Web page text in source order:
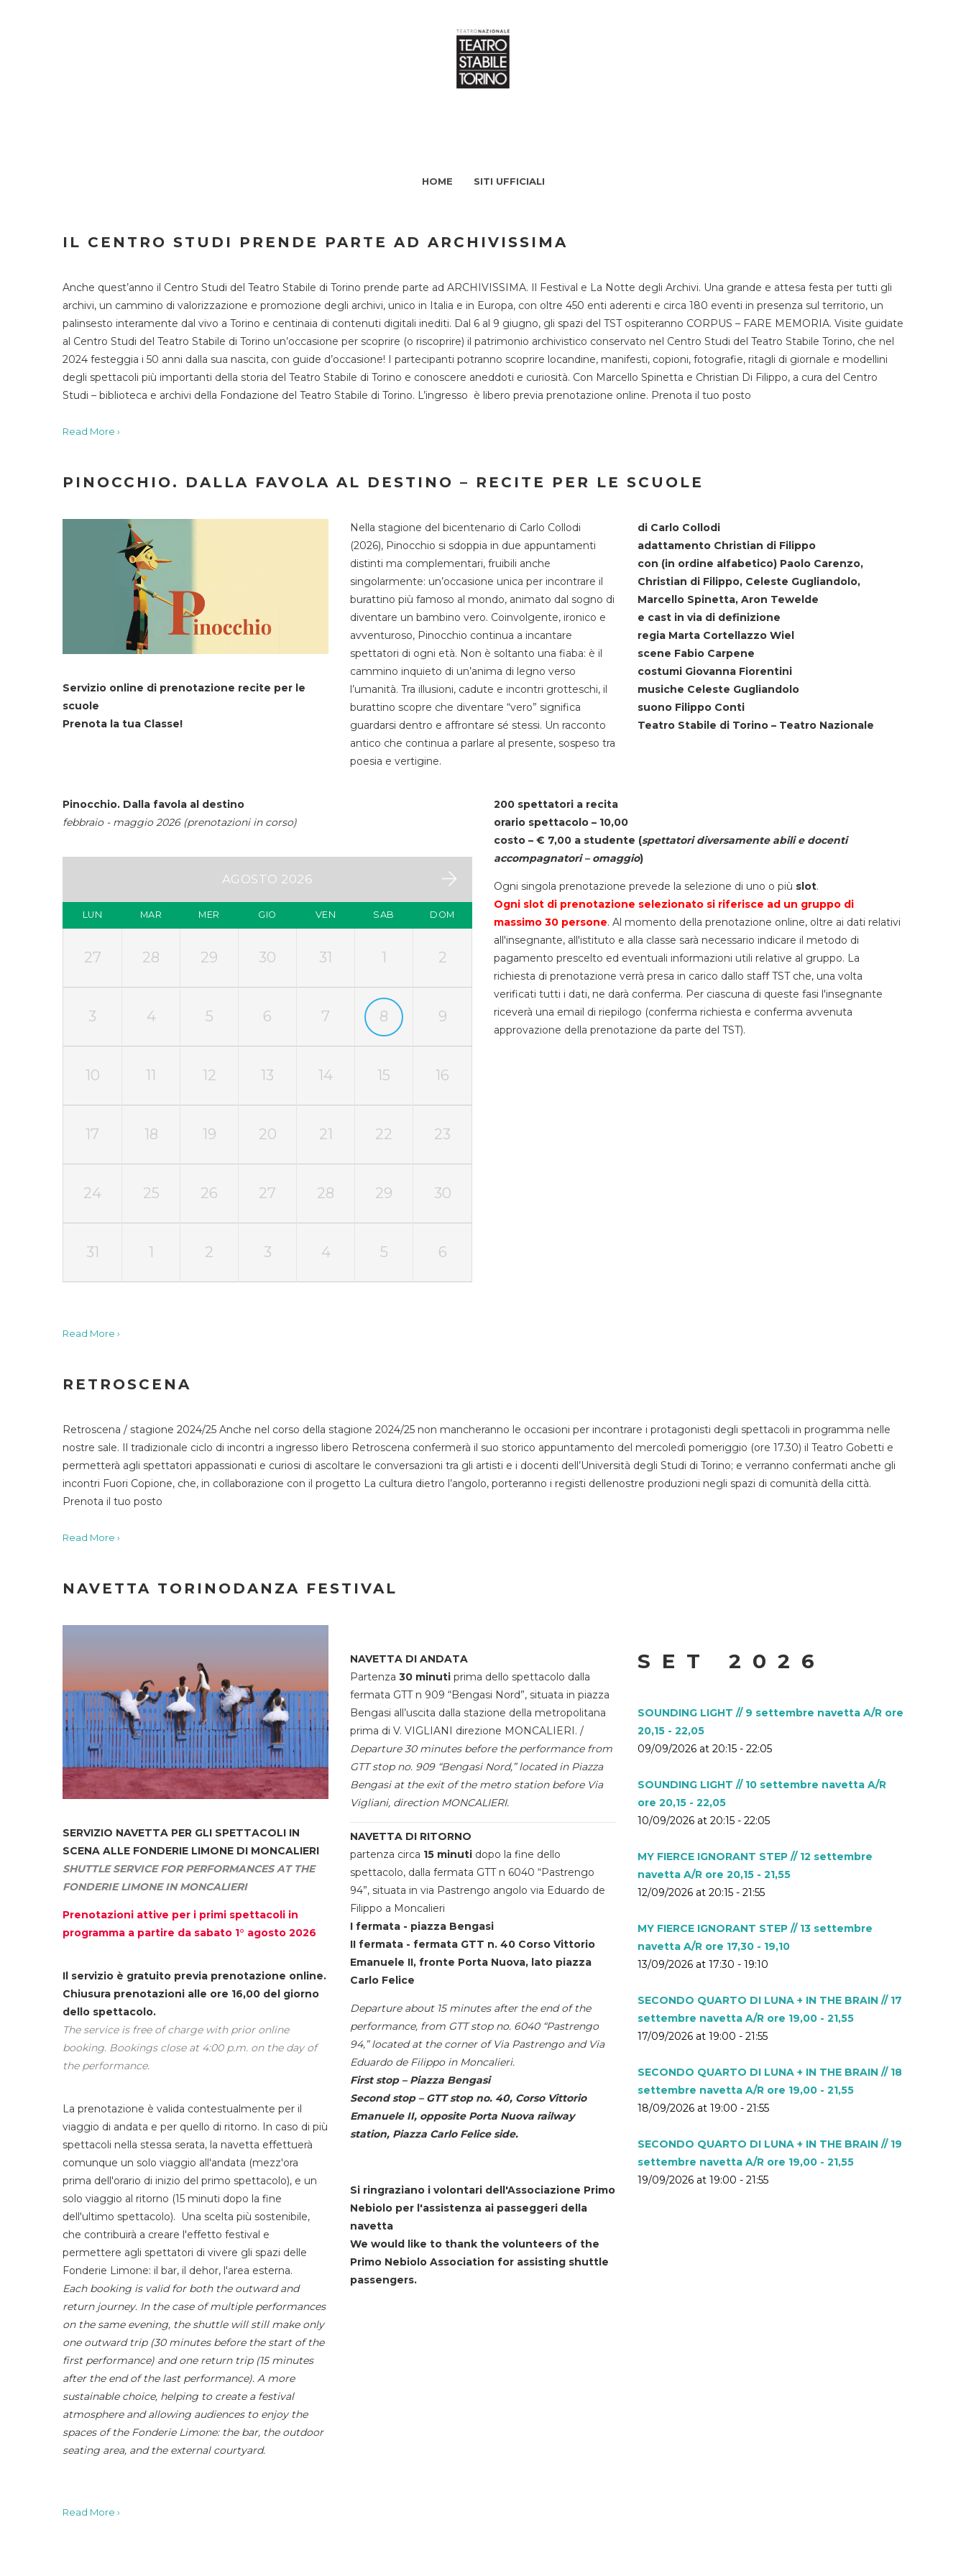
HOME SITI UFFICIALI
IL CENTRO STUDI PRENDE PARTE AD ARCHIVISSIMA
Anche quest’anno il Centro Studi del Teatro Stabile di Torino prende parte ad ARCHIVISSIMA. Il Festival e La Notte degli Archivi. Una grande e attesa festa per tutti gli
archivi, un cammino di valorizzazione e promozione degli archivi, unico in Italia e in Europa, con oltre 450 enti aderenti e circa 180 eventi in presenza sul territorio, un
palinsesto interamente dal vivo a Torino e centinaia di contenuti digitali inediti. Dal 6 al 9 giugno, gli spazi del TST ospiteranno CORPUS – FARE MEMORIA. Visite guidate
al Centro Studi del Teatro Stabile di Torino un’occasione per scoprire (o riscoprire) il patrimonio archivistico conservato nel Centro Studi del Teatro Stabile Torino, che nel
2024 festeggia i 50 anni dalla sua nascita, con guide d’occasione! I partecipanti potranno scoprire locandine, manifesti, copioni, fotografie, ritagli di giornale e modellini
degli spettacoli più importanti della storia del Teatro Stabile di Torino e conoscere aneddoti e curiosità. Con Marcello Spinetta e Christian Di Filippo, a cura del Centro
Studi – biblioteca e archivi della Fondazione del Teatro Stabile di Torino. L’ingresso è libero previa prenotazione online. Prenota il tuo posto
Read More ›
PINOCCHIO. DALLA FAVOLA AL DESTINO – RECITE PER LE SCUOLE
Servizio online di prenotazione recite per le
scuole
Prenota la tua Classe!
Nella stagione del bicentenario di Carlo Collodi
(2026), Pinocchio si sdoppia in due appuntamenti
distinti ma complementari, fruibili anche
singolarmente: un’occasione unica per incontrare il
burattino più famoso al mondo, animato dal sogno di
diventare un bambino vero. Coinvolgente, ironico e
avventuroso, Pinocchio continua a incantare
spettatori di ogni età. Non è soltanto una fiaba: è il
cammino inquieto di un’anima di legno verso
l’umanità. Tra illusioni, cadute e incontri grotteschi, il
burattino scopre che diventare “vero” significa
guardarsi dentro e affrontare sé stessi. Un racconto
antico che continua a parlare al presente, sospeso tra
poesia e vertigine.
di Carlo Collodi
adattamento Christian di Filippo
con (in ordine alfabetico) Paolo Carenzo,
Christian di Filippo, Celeste Gugliandolo,
Marcello Spinetta, Aron Tewelde
e cast in via di definizione
regia Marta Cortellazzo Wiel
scene Fabio Carpene
costumi Giovanna Fiorentini
musiche Celeste Gugliandolo
suono Filippo Conti
Teatro Stabile di Torino – Teatro Nazionale
Pinocchio. Dalla favola al destino
febbraio - maggio 2026 (prenotazioni in corso)
AGOSTO 2026
LUN MAR MER GIO VEN SAB DOM
27 28 29 30 31 1 2
3 4 5 6 7 8 9
10 11 12 13 14 15 16
17 18 19 20 21 22 23
24 25 26 27 28 29 30
31 1 2 3 4 5 6
200 spettatori a recita
orario spettacolo – 10,00
costo – € 7,00 a studente (spettatori diversamente abili e docenti
accompagnatori – omaggio)
Ogni singola prenotazione prevede la selezione di uno o più slot.
Ogni slot di prenotazione selezionato si riferisce ad un gruppo di
massimo 30 persone. Al momento della prenotazione online, oltre ai dati relativi
all'insegnante, all'istituto e alla classe sarà necessario indicare il metodo di
pagamento prescelto ed eventuali informazioni utili relative al gruppo. La
richiesta di prenotazione verrà presa in carico dallo staff TST che, una volta
verificati tutti i dati, ne darà conferma. Per ciascuna di queste fasi l'insegnante
riceverà una email di riepilogo (conferma richiesta e conferma avvenuta
approvazione della prenotazione da parte del TST).
Read More ›
RETROSCENA
Retroscena / stagione 2024/25 Anche nel corso della stagione 2024/25 non mancheranno le occasioni per incontrare i protagonisti degli spettacoli in programma nelle
nostre sale. Il tradizionale ciclo di incontri a ingresso libero Retroscena confermerà il suo storico appuntamento del mercoledì pomeriggio (ore 17.30) il Teatro Gobetti e
permetterà agli spettatori appassionati e curiosi di ascoltare le conversazioni tra gli artisti e i docenti dell’Università degli Studi di Torino; e verranno confermati anche gli
incontri Fuori Copione, che, in collaborazione con il progetto La cultura dietro l’angolo, porteranno i registi dellenostre produzioni negli spazi di comunità della città.
Prenota il tuo posto
Read More ›
NAVETTA TORINODANZA FESTIVAL
SERVIZIO NAVETTA PER GLI SPETTACOLI IN
SCENA ALLE FONDERIE LIMONE DI MONCALIERI
SHUTTLE SERVICE FOR PERFORMANCES AT THE
FONDERIE LIMONE IN MONCALIERI
Prenotazioni attive per i primi spettacoli in
programma a partire da sabato 1° agosto 2026
Il servizio è gratuito previa prenotazione online.
Chiusura prenotazioni alle ore 16,00 del giorno
dello spettacolo.
The service is free of charge with prior online
booking. Bookings close at 4:00 p.m. on the day of
the performance.
La prenotazione è valida contestualmente per il
viaggio di andata e per quello di ritorno. In caso di più
spettacoli nella stessa serata, la navetta effettuerà
comunque un solo viaggio all'andata (mezz'ora
prima dell'orario di inizio del primo spettacolo), e un
solo viaggio al ritorno (15 minuti dopo la fine
dell'ultimo spettacolo). Una scelta più sostenibile,
che contribuirà a creare l'effetto festival e
permettere agli spettatori di vivere gli spazi delle
Fonderie Limone: il bar, il dehor, l'area esterna.
Each booking is valid for both the outward and
return journey. In the case of multiple performances
on the same evening, the shuttle will still make only
one outward trip (30 minutes before the start of the
first performance) and one return trip (15 minutes
after the end of the last performance). A more
sustainable choice, helping to create a festival
atmosphere and allowing audiences to enjoy the
spaces of the Fonderie Limone: the bar, the outdoor
seating area, and the external courtyard.
NAVETTA DI ANDATA
Partenza 30 minuti prima dello spettacolo dalla
fermata GTT n 909 “Bengasi Nord”, situata in piazza
Bengasi all’uscita dalla stazione della metropolitana
prima di V. VIGLIANI direzione MONCALIERI. /
Departure 30 minutes before the performance from
GTT stop no. 909 “Bengasi Nord,” located in Piazza
Bengasi at the exit of the metro station before Via
Vigliani, direction MONCALIERI.
NAVETTA DI RITORNO
partenza circa 15 minuti dopo la fine dello
spettacolo, dalla fermata GTT n 6040 “Pastrengo
94”, situata in via Pastrengo angolo via Eduardo de
Filippo a Moncalieri
I fermata - piazza Bengasi
II fermata - fermata GTT n. 40 Corso Vittorio
Emanuele II, fronte Porta Nuova, lato piazza
Carlo Felice
Departure about 15 minutes after the end of the
performance, from GTT stop no. 6040 “Pastrengo
94,” located at the corner of Via Pastrengo and Via
Eduardo de Filippo in Moncalieri.
First stop – Piazza Bengasi
Second stop – GTT stop no. 40, Corso Vittorio
Emanuele II, opposite Porta Nuova railway
station, Piazza Carlo Felice side.
Si ringraziano i volontari dell'Associazione Primo
Nebiolo per l'assistenza ai passeggeri della
navetta
We would like to thank the volunteers of the
Primo Nebiolo Association for assisting shuttle
passengers.
SET 2026
SOUNDING LIGHT // 9 settembre navetta A/R ore
20,15 - 22,05
09/09/2026 at 20:15 - 22:05
SOUNDING LIGHT // 10 settembre navetta A/R
ore 20,15 - 22,05
10/09/2026 at 20:15 - 22:05
MY FIERCE IGNORANT STEP // 12 settembre
navetta A/R ore 20,15 - 21,55
12/09/2026 at 20:15 - 21:55
MY FIERCE IGNORANT STEP // 13 settembre
navetta A/R ore 17,30 - 19,10
13/09/2026 at 17:30 - 19:10
SECONDO QUARTO DI LUNA + IN THE BRAIN // 17
settembre navetta A/R ore 19,00 - 21,55
17/09/2026 at 19:00 - 21:55
SECONDO QUARTO DI LUNA + IN THE BRAIN // 18
settembre navetta A/R ore 19,00 - 21,55
18/09/2026 at 19:00 - 21:55
SECONDO QUARTO DI LUNA + IN THE BRAIN // 19
settembre navetta A/R ore 19,00 - 21,55
19/09/2026 at 19:00 - 21:55
Read More ›